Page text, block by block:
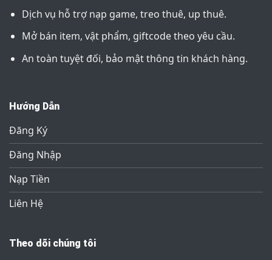
Dịch vụ hỗ trợ nạp game, treo thuê, up thuê.
Mở bán item, vật phẩm, giftcode theo yêu cầu.
An toàn tuyệt đối, bảo mật thông tin khách hàng.
Hướng Dẫn
Đăng Ký
Đăng Nhập
Nạp Tiền
Liên Hệ
Theo dõi chúng tôi